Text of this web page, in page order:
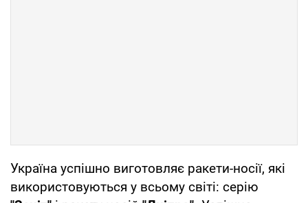
Україна успішно виготовляє ракети-носії, які
використовуються у всьому світі: серію